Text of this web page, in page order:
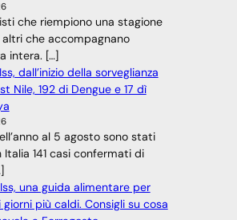
che riempiono una stagione
che accompagnano
intera. […]
dall’inizio della sorveglianza
Nile, 192 di Dengue e 17 dì
al 5 agosto sono stati
Italia 141 casi confermati di
una guida alimentare per
più caldi. Consigli su cosa